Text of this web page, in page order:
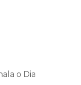
o Dia